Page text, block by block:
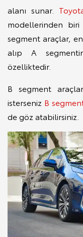
alanı sunar.
modellerinden
segment araçlar,
alıp A
özelliktedir.
B segment
isterseniz B
de göz atabilirsiniz.